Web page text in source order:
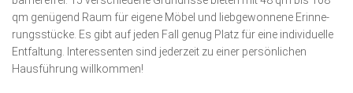
qm genügend Raum für eigene Möbel und liebgewonnene Erinne­
rungsstücke. Es gibt auf jeden Fall genug Platz für eine individuelle
Entfaltung. Interessenten sind jederzeit zu einer persönlichen
Hausführung willkommen!